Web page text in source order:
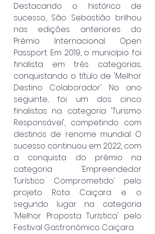
Destacando o histórico de
sucesso, São Sebastião brilhou
nas edições anteriores do
Prêmio Internacional Open
Passport. Em 2019, o município foi
finalista em três categorias,
conquistando o título de 'Melhor
Destino Colaborador'. No ano
seguinte, foi um dos cinco
finalistas na categoria 'Turismo
Responsável', competindo com
destinos de renome mundial. O
sucesso continuou em 2022, com
a conquista do prêmio na
categoria 'Empreendedor
Turístico Comprometido' pelo
projeto Rota Caiçara e o
segundo lugar na categoria
'Melhor Proposta Turística' pelo
Festival Gastronômico Caiçara.